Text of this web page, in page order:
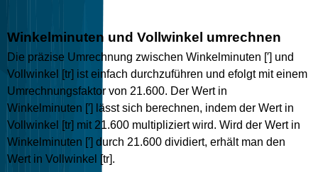
Winkelminuten und Vollwinkel umrechnen
Die präzise Umrechnung zwischen Winkelminuten [′] und
Vollwinkel [tr] ist einfach durchzuführen und efolgt mit einem
Umrechnungsfaktor von 21.600. Der Wert in
Winkelminuten [′] lässt sich berechnen, indem der Wert in
Vollwinkel [tr] mit 21.600 multipliziert wird. Wird der Wert in
Winkelminuten [′] durch 21.600 dividiert, erhält man den
Wert in Vollwinkel [tr].